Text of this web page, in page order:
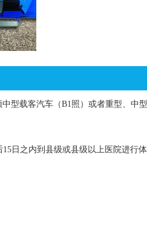
型载客汽车（B1照）或者重型、中
日之内到县级或县级以上医院进行